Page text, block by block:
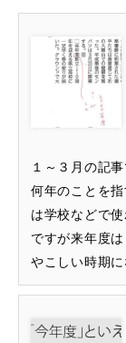
１～３月の記
何年のことを
は学校などで
ですが来年度
やこしい時期